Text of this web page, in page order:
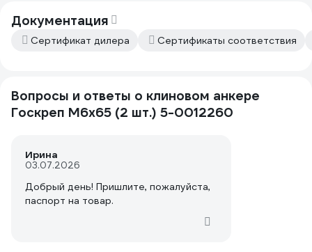
Документация
Сертификат дилера Сертификаты соответствия
Вопросы и ответы о клиновом анкере
Госкреп М6х65 (2 шт.) 5-0012260
Ирина
03.07.2026
Добрый день! Пришлите, пожалуйста,
паспорт на товар.